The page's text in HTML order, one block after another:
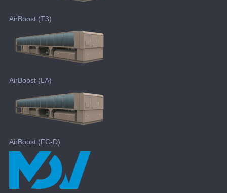
AirBoost (T3)
AirBoost (LA)
AirBoost (FC-D)